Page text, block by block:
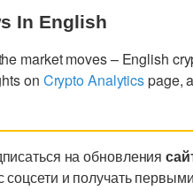
In English
market moves – English
on Crypto Analyticspage,
на обновления
соцсети и получать